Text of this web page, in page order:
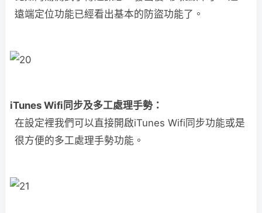
遠端定位功能已經看出基本的防盜功能了。
iTunes Wifi同步及多工處理手勢：
在設定裡我們可以直接開啟iTunes Wifi同步功能或是
很方便的多工處理手勢功能。